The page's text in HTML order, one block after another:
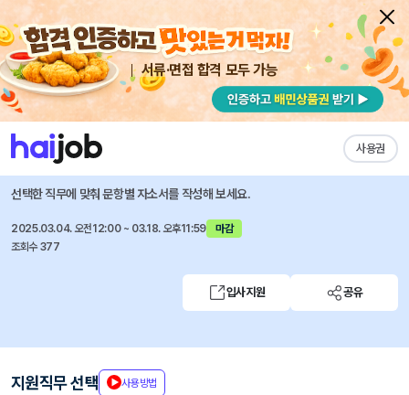
서류·면접 합격 모두 가능
사용권
채용공고 자소서 자유항목 자소서 내 작성목록
바이엘코리아 즐겨찾기
Medical Information Associate (1년 계약직)
선택한 직무에 맞춰 문항별 자소서를 작성해 보세요.
2025.03.04. 오전12:00 ~ 03.18. 오후11:59
마감
조회수 377
입사지원 공유
지원직무 선택 사용방법